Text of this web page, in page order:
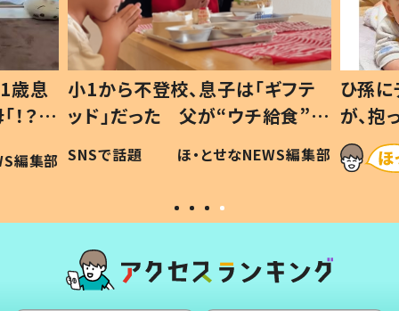
歳息
？」
編集部
小1から不登校、息子は「ギフテ
ッド」だった 父が“ウチ給食”を
作り続ける理由とは #令和の親
#令和の子
SNSで話題 ほ・とせなNEWS編集部
ひ孫
が、
「涙が
い」